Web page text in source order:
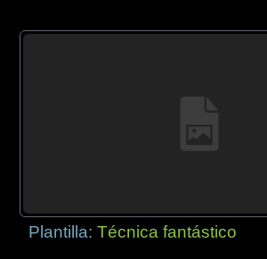
Plantilla:Técnica fantástico